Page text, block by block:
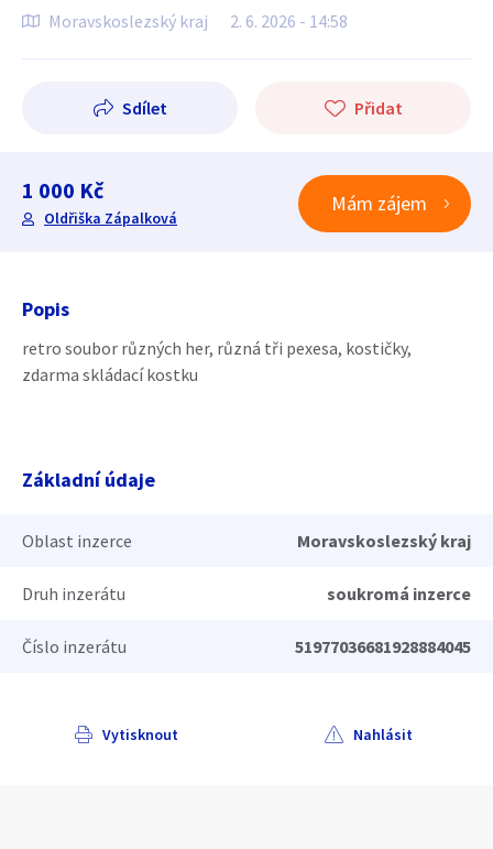
Moravskoslezský kraj 2. 6. 2026 - 14:58
Sdílet Přidat
1 000 Kč
Oldřiška Zápalková
Mám zájem
Popis
retro soubor různých her, různá tři pexesa, kostičky,
zdarma skládací kostku
Základní údaje
Oblast inzerce Moravskoslezský kraj
Druh inzerátu soukromá inzerce
Číslo inzerátu 51977036681928884045
Vytisknout Nahlásit